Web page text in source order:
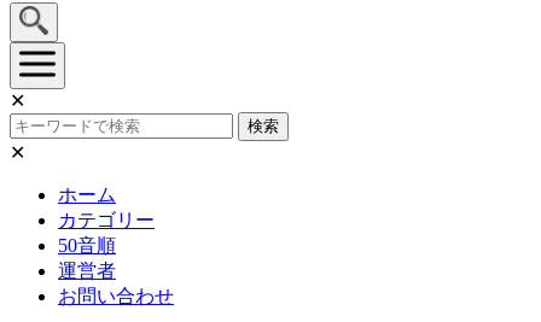
✕
検索
✕
ホーム
カテゴリー
50音順
運営者
お問い合わせ